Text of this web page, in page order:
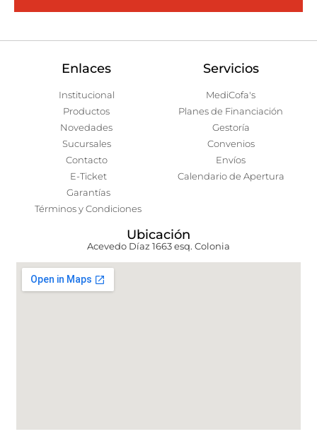
Enlaces
Institucional
Productos
Novedades
Sucursales
Contacto
E-Ticket
Garantías
Términos y Condiciones
Servicios
MediCofa's
Planes de Financiación
Gestoría
Convenios
Envíos
Calendario de Apertura
Ubicación
Acevedo Díaz 1663 esq. Colonia